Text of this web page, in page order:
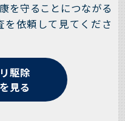
を守ることにつながる
依頼して見てくださ
駆除
見る